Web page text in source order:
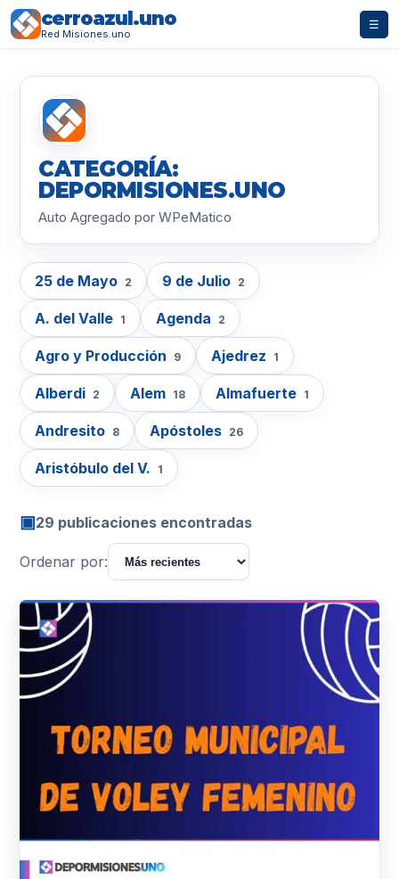
cerroazul.uno
Red Misiones.uno
☰
CATEGORÍA:
DEPORMISIONES.UNO
Auto Agregado por WPeMatico
25 de Mayo 2 9 de Julio 2
A. del Valle 1 Agenda 2
Agro y Producción 9 Ajedrez 1
Alberdi 2 Alem 18 Almafuerte 1
Andresito 8 Apóstoles 26
Aristóbulo del V. 1
▣29 publicaciones encontradas
Ordenar por: